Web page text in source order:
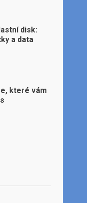
disk:
a data
které vám